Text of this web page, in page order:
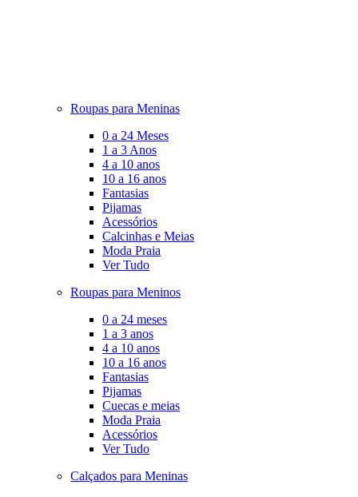
Roupas para Meninas
0 a 24 Meses
1 a 3 Anos
4 a 10 anos
10 a 16 anos
Fantasias
Pijamas
Acessórios
Calcinhas e Meias
Moda Praia
Ver Tudo
Roupas para Meninos
0 a 24 meses
1 a 3 anos
4 a 10 anos
10 a 16 anos
Fantasias
Pijamas
Cuecas e meias
Moda Praia
Acessórios
Ver Tudo
Calçados para Meninas